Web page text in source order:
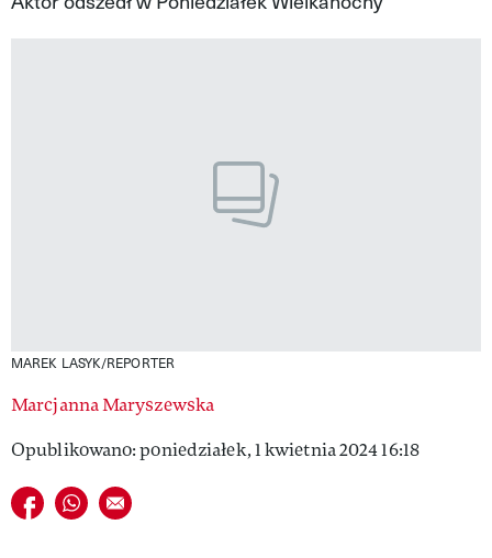
VIVA!PEOPLE POWER
MAREK LASYK/REPORTER
Marcjanna Maryszewska
Opublikowano: poniedziałek, 1 kwietnia 2024 16:18
Udostępnij na facebook
Udostępnij na whatsapp
E-mail do przyjaciela